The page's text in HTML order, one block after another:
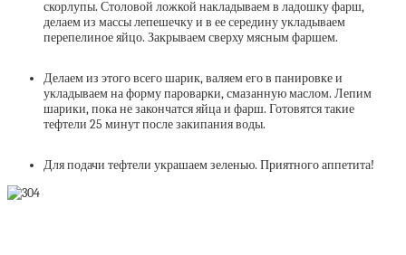
скорлупы. Столовой ложкой накладываем в ладошку фарш,
делаем из массы лепешечку и в ее середину укладываем
перепелиное яйцо. Закрываем сверху мясным фаршем.
Делаем из этого всего шарик, валяем его в панировке и
укладываем на форму пароварки, смазанную маслом. Лепим
шарики, пока не закончатся яйца и фарш. Готовятся такие
тефтели 25 минут после закипания воды.
Для подачи тефтели украшаем зеленью. Приятного аппетита!